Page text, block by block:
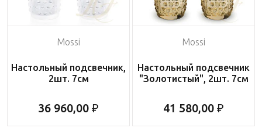
Mossi
Настольный подсвечник,
2шт. 7см
36 960,00 ₽
Mossi
Настольный подсвечник
"Золотистый", 2шт. 7см
41 580,00 ₽